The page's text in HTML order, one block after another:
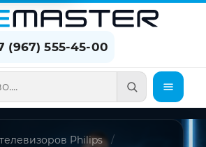
(967) 555-45-00
Philips